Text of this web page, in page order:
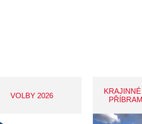
VOLBY 2026